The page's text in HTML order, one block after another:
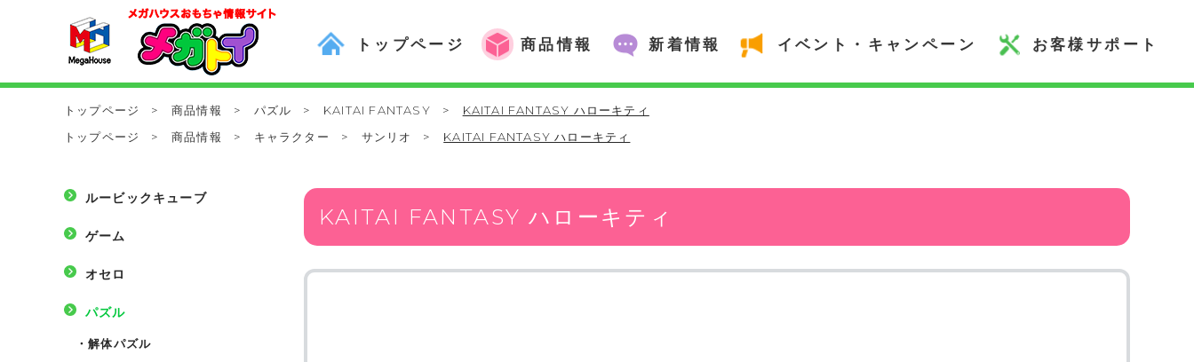
トップページ 商品情報 新着情報 イベント・キャンペーン お客様サポート
トップページ > 商品情報 > パズル > KAITAI FANTASY >
KAITAI FANTASY ハローキティ
トップページ
> 商品情報 > キャラクター > サンリオ > KAITAI FANTASY ハローキティ
ルービックキューブ
ゲーム
オセロ
パズル
・解体パズル
KAITAI FANTASY ハローキティ